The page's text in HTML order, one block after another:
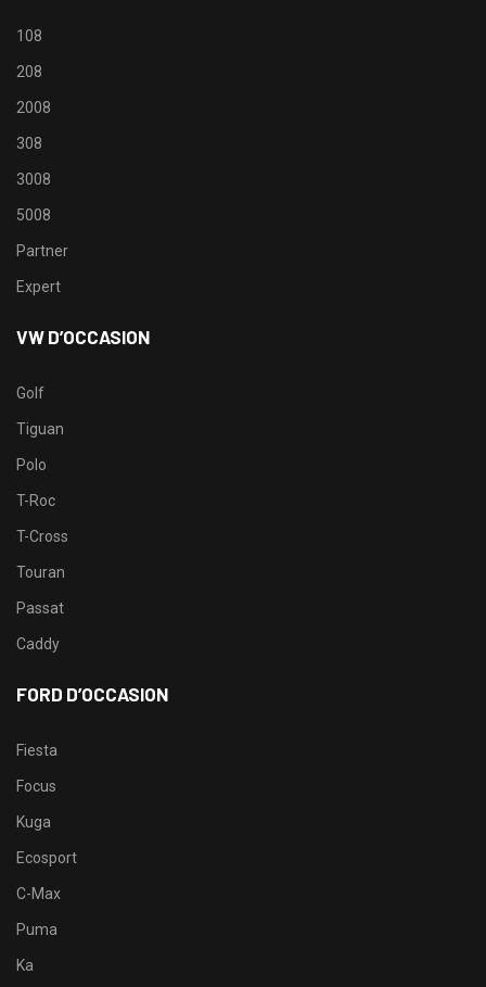
108
208
2008
308
3008
5008
Partner
Expert
VW D’OCCASION
Golf
Tiguan
Polo
T-Roc
T-Cross
Touran
Passat
Caddy
FORD D’OCCASION
Fiesta
Focus
Kuga
Ecosport
C-Max
Puma
Ka